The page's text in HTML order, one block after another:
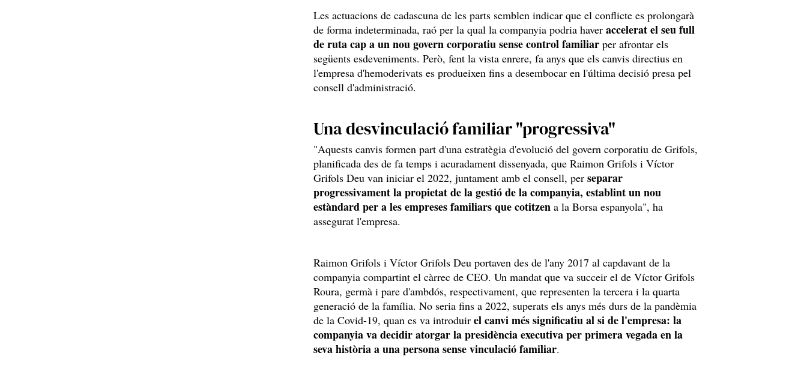
Les actuacions de cadascuna de les parts semblen indicar que el conflicte es prolongarà
de forma indeterminada, raó per la qual la companyia podria haver accelerat el seu full
de ruta cap a un nou govern corporatiu sense control familiar per afrontar els
següents esdeveniments. Però, fent la vista enrere, fa anys que els canvis directius en
l'empresa d'hemoderivats es produeixen fins a desembocar en l'última decisió presa pel
consell d'administració.
Una desvinculació familiar "progressiva"
"Aquests canvis formen part d'una estratègia d'evolució del govern corporatiu de Grifols,
planificada des de fa temps i acuradament dissenyada, que Raimon Grifols i Víctor
Grifols Deu van iniciar el 2022, juntament amb el consell, per separar
progressivament la propietat de la gestió de la companyia, establint un nou
estàndard per a les empreses familiars que cotitzen a la Borsa espanyola", ha
assegurat l'empresa.
Raimon Grifols i Víctor Grifols Deu portaven des de l'any 2017 al capdavant de la
companyia compartint el càrrec de CEO. Un mandat que va succeir el de Víctor Grifols
Roura, germà i pare d'ambdós, respectivament, que representen la tercera i la quarta
generació de la família. No seria fins a 2022, superats els anys més durs de la pandèmia
de la Covid-19, quan es va introduir el canvi més significatiu al si de l'empresa: la
companyia va decidir atorgar la presidència executiva per primera vegada en la
seva història a una persona sense vinculaciófamiliar.